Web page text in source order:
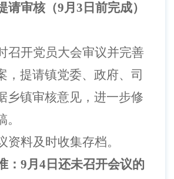
请审核（9月3日前完成）
召开党员大会审议并完善
，提请镇党委、政府、司
乡镇审核意见，进一步修
资料及时收集存档。
： 9月4日还未召开会议的